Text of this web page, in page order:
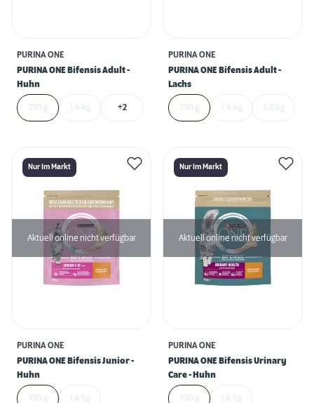
PURINA ONE
PURINA ONE Bifensis Adult -
Huhn
+2
PURINA ONE
PURINA ONE Bifensis Adult -
Lachs
Nur Im Markt
Aktuell online nicht verfügbar
PURINA ONE
PURINA ONE Bifensis Junior -
Huhn
Nur Im Markt
Aktuell online nicht verfügbar
PURINA ONE
PURINA ONE Bifensis Urinary
Care - Huhn